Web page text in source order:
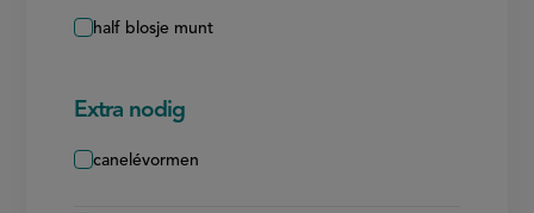
half blosje munt
Extra nodig
canelévormen